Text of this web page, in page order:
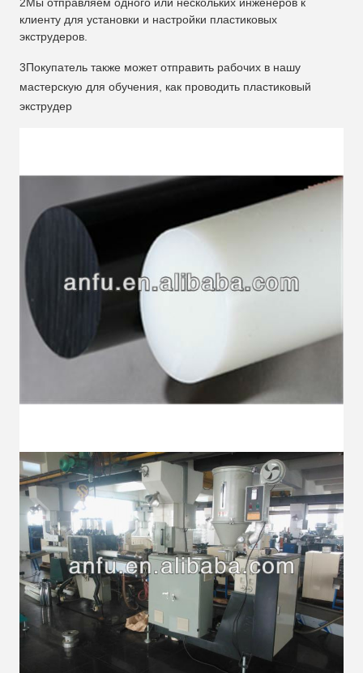
клиенту для установки и настройки пластиковых
экструдеров.
3Покупатель также может отправить рабочих в нашу
мастерскую для обучения, как проводить пластиковый
экструдер